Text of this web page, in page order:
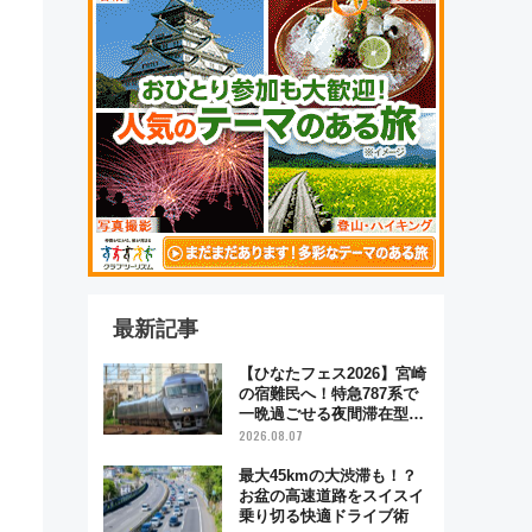
最新記事
【ひなたフェス2026】宮崎
の宿難民へ！特急787系で
一晩過ごせる夜間滞在型イ
ベント「スワローおひさ
2026.08.07
最大45kmの大渋滞も！？
お盆の高速道路をスイスイ
乗り切る快適ドライブ術